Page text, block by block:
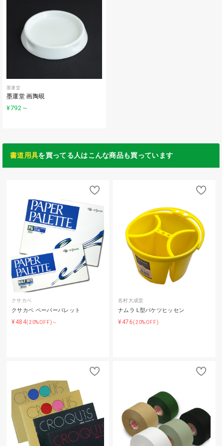
墨運堂
墨運堂 画陶硯
¥792 ～
書道用具を買ってる人はこんな商品も買っています
クサカベ
クサカベ ペーパーパレット
¥484(20%OFF)～
名村大成堂
ナムラ L型バケツヒッセン
¥476(20%OFF)